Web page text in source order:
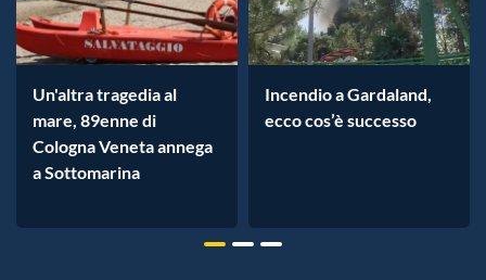
Un'altra tragedia al
mare, 89enne di
Cologna Veneta annega
a Sottomarina
Incendio a Gardaland,
ecco cos’è successo